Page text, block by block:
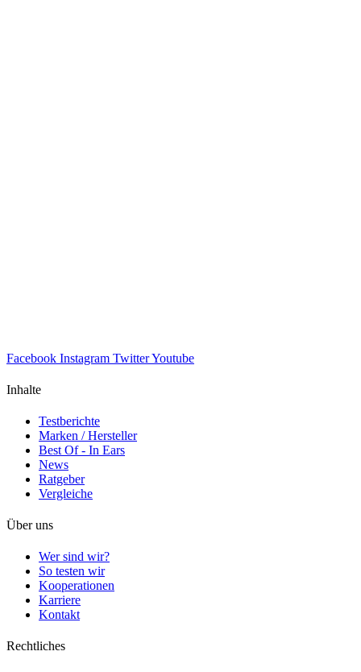
Facebook Instagram TwitterYoutube
Inhalte
Testberichte
Marken / Hersteller
Best Of - In Ears
News
Ratgeber
Vergleiche
Über uns
Wer sind wir?
So testen wir
Kooperationen
Karriere
Kontakt
Rechtliches